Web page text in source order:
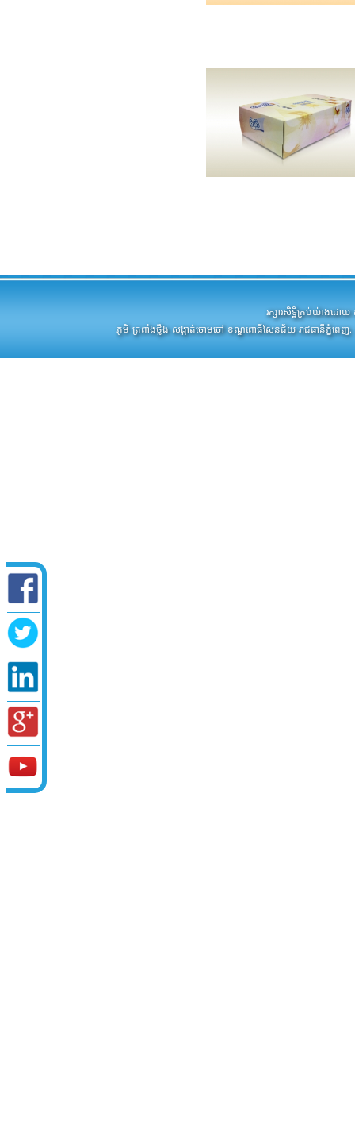
រក្សារសិទ្ឋិគ្រប់យ៉ាង
ភូមិ ត្រពាំងថ្លឹង សង្កាត់ចោមចៅ ខណ្ឌពោធិ៍សែនជ័យ រាជធានីភ្